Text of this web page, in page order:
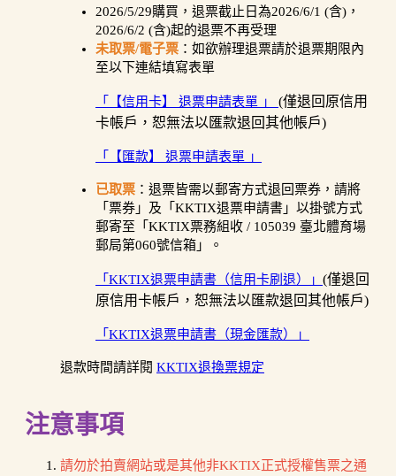
2026/5/29購買，退票截止日為2026/6/1 (含)，
2026/6/2 (含)起的退票不再受理
未取票/電子票 ：如欲辦理退票請於退票期限內
至以下連結填寫表單
「【信用卡】 退票申請表單 」 (僅退回原信用
卡帳戶，恕無法以匯款退回其他帳戶)
「【匯款】 退票申請表單 」
已取票 ：退票皆需以郵寄方式退回票券，請將
「票券」及「KKTIX退票申請書」以掛號方式
郵寄至「KKTIX票務組收 / 105039 臺北體育場
郵局第060號信箱」。
「KKTIX退票申請書（信用卡刷退）」 (僅退回
原信用卡帳戶，恕無法以匯款退回其他帳戶)
「KKTIX退票申請書（現金匯款）」
退款時間請詳閱 KKTIX退換票規定
注意事項
請勿於拍賣網站或是其他非KKTIX正式授權售票之通